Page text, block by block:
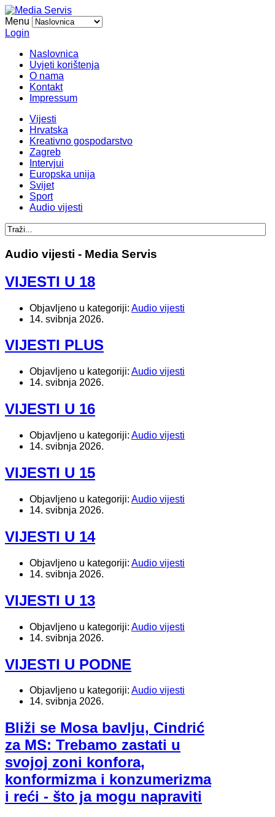
Menu
Login
Naslovnica
Uvjeti korištenja
O nama
Kontakt
Impressum
Vijesti
Hrvatska
Kreativno gospodarstvo
Zagreb
Intervjui
Europska unija
Svijet
Sport
Audio vijesti
Audio vijesti - Media Servis
VIJESTI U 18
Objavljeno u kategoriji: Audio vijesti
14. svibnja 2026.
VIJESTI PLUS
Objavljeno u kategoriji: Audio vijesti
14. svibnja 2026.
VIJESTI U 16
Objavljeno u kategoriji: Audio vijesti
14. svibnja 2026.
VIJESTI U 15
Objavljeno u kategoriji: Audio vijesti
14. svibnja 2026.
VIJESTI U 14
Objavljeno u kategoriji: Audio vijesti
14. svibnja 2026.
VIJESTI U 13
Objavljeno u kategoriji: Audio vijesti
14. svibnja 2026.
VIJESTI U PODNE
Objavljeno u kategoriji: Audio vijesti
14. svibnja 2026.
Bliži se Mosa bavlju, Cindrić
za MS: Trebamo zastati u
svojoj zoni konfora,
konformizma i konzumerizma
i reći - što ja mogu napraviti